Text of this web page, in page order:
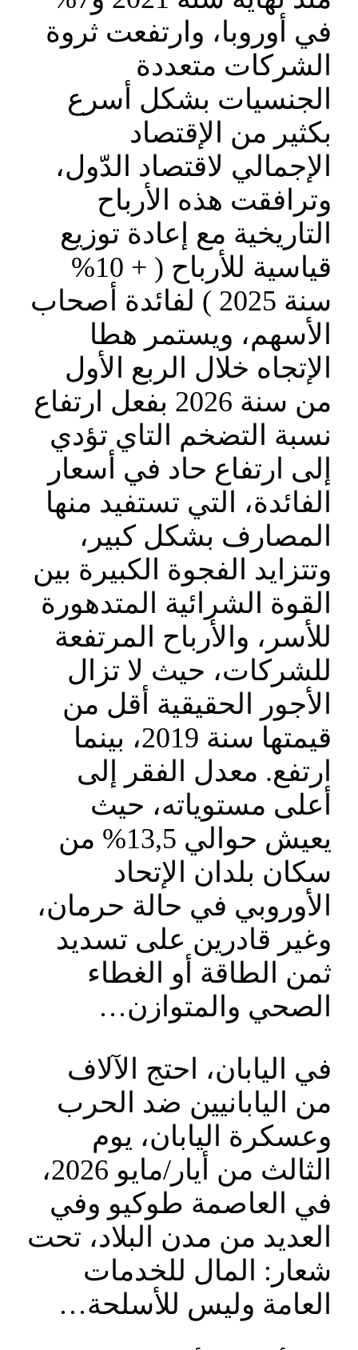
في أوروبا، وارتفعت ثروة
الشركات متعددة
الجنسيات بشكل أسرع
بكثير من الإقتصاد
الإجمالي لاقتصاد الدّول،
وترافقت هذه الأرباح
التاريخية مع إعادة توزيع
قياسية للأرباح ( + 10%
سنة 2025 ) لفائدة أصحاب
الأسهم، ويستمر هطا
الإتجاه خلال الربع الأول
من سنة 2026 بفعل ارتفاع
نسبة التضخم التاي تؤدي
إلى ارتفاع حاد في أسعار
الفائدة، التي تستفيد منها
المصارف بشكل كبير،
وتتزايد الفجوة الكبيرة بين
القوة الشرائية المتدهورة
للأسر، والأرباح المرتفعة
للشركات، حيث لا تزال
الأجور الحقيقية أقل من
قيمتها سنة 2019، بينما
ارتفع. معدل الفقر إلى
أعلى مستوياته، حيث
يعيش حوالي 13,5% من
سكان بلدان الإتحاد
الأوروبي في حالة حرمان،
وغير قادرين على تسديد
ثمن الطاقة أو الغطاء
الصحي والمتوازن…
في اليابان، احتج الآلاف
من اليابانيين ضد الحرب
وعسكرة اليابان، يوم
الثالث من أيار/مايو 2026،
في العاصمة طوكيو وفي
العديد من مدن البلاد، تحت
شعار: المال للخدمات
العامة وليس للأسلحة…